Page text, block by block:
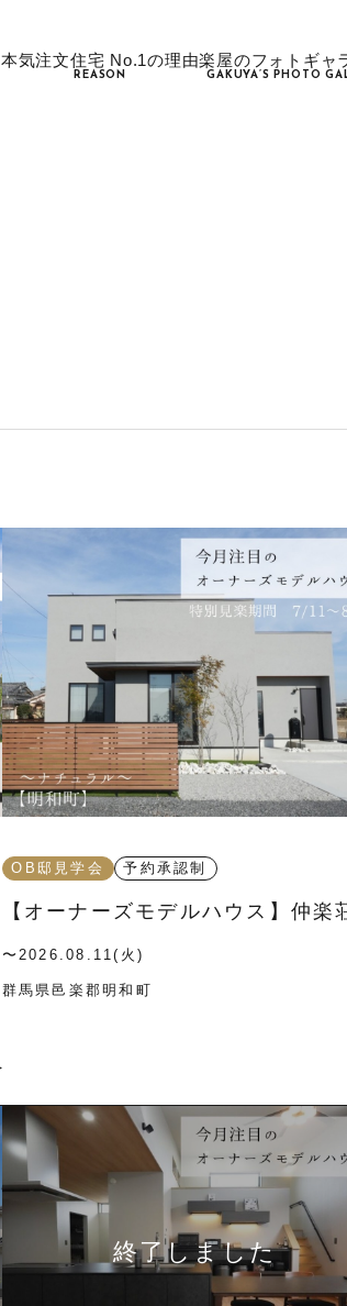
本気注文住宅 No.1の理由
REASON
楽屋のフォトギャ
GAKUYA’S PHOTO
OB邸見学会 予約承認制
【オーナーズモデルハウス】仲楽
〜2026.08.11(火)
群馬県邑楽郡明和町